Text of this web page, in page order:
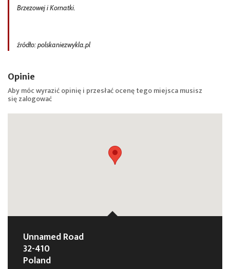
Brzezowej i Kornatki.
źródło: polskaniezwykla.pl
Opinie
Aby móc wyrazić opinię i przesłać ocenę tego miejsca musisz
sięzalogować
Unnamed Road
32-410
Poland